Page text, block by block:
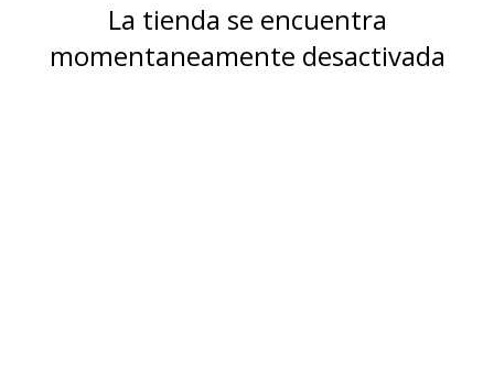
La tienda se encuentra
momentaneamente desactivada